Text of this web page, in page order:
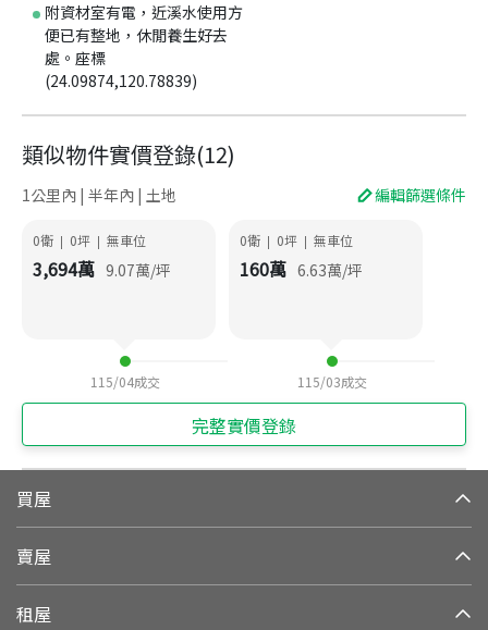
附資材室有電，近溪水使用方
便已有整地，休閒養生好去
處。座標
(24.09874,120.78839)
類似物件實價登錄(12)
1公里內 | 半年內 | 土地 編輯篩選條件
0衛 | 0坪 | 無車位
3,694萬 9.07萬/坪
115/04成交
0衛 | 0坪 | 無車位
160萬 6.63萬/坪
115/03成交
完整實價登錄
買屋
賣屋
租屋